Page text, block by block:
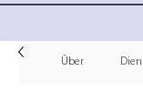
Über